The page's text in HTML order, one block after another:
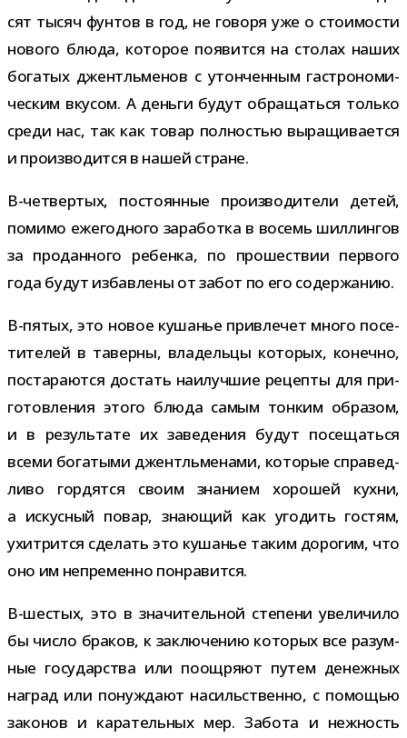
сят тысяч фун­тов в год, не говоря уже о сто­и­мо­сти
нового блюда, кото­рое появится на сто­лах наших
бога­тых джентль­ме­нов с утон­чен­ным гастро­но­ми­
че­ским вку­сом. А деньги будут обра­щаться только
среди нас, так как товар пол­но­стью выра­щи­ва­ется
и про­из­во­дится в нашей стране.
В-​четвертых, посто­ян­ные про­из­во­ди­тели детей,
помимо еже­год­ного зара­ботка в восемь шил­лин­гов
за про­дан­ного ребенка, по про­ше­ствии пер­вого
года будут избав­лены от забот по его содержанию.
В-​пятых, это новое куша­нье при­вле­чет много посе­
ти­те­лей в таверны, вла­дельцы кото­рых, конечно,
поста­ра­ются достать наи­луч­шие рецепты для при­
го­тов­ле­ния этого блюда самым тон­ким обра­зом,
и в резуль­тате их заве­де­ния будут посе­щаться
всеми бога­тыми джентль­ме­нами, кото­рые спра­вед­
ливо гор­дятся своим зна­нием хоро­шей кухни,
а искус­ный повар, зна­ю­щий как уго­дить гостям,
ухит­рится сде­лать это куша­нье таким доро­гим, что
оно им непре­менно понравится.
В-​шестых, это в зна­чи­тель­ной сте­пени уве­ли­чило
бы число бра­ков, к заклю­че­нию кото­рых все разум­
ные госу­дар­ства или поощ­ряют путем денеж­ных
наград или понуж­дают насиль­ственно, с помо­щью
зако­нов и кара­тель­ных мер. Забота и неж­ность